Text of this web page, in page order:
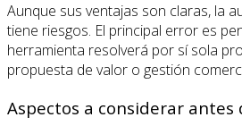
Aunque sus ventajas son claras, la
tiene riesgos. El principal error es
herramienta resolverá por sí sola
propuesta de valor o gestión
Aspectos a considerar